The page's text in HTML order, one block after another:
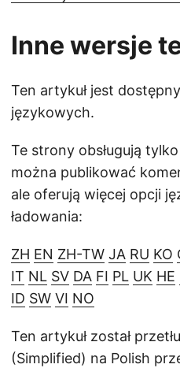
Inne wersje
Ten artykuł jest
językowych.
Te strony obsługują
można publikować
ale oferują więcej opcji
ładowania:
ZH EN ZH-TW JA RU KO
IT NL SV DA FI PL UK HE
ID SW VI NO
Ten artykuł został
(Simplified) na Polish